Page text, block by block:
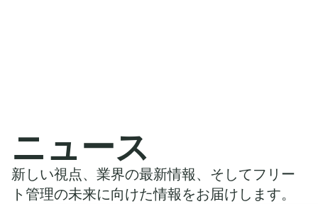
ニュース
新しい視点、業界の最新情報、そしてフリー
ト管理の未来に向けた情報をお届けします。